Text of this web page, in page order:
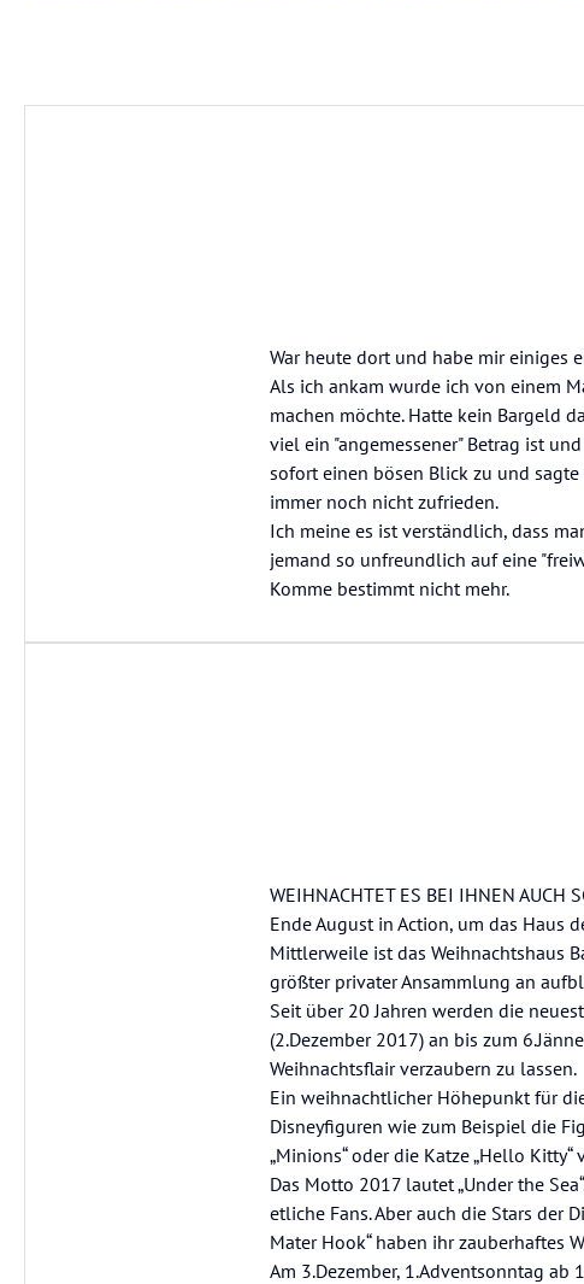
War heute dort und habe mir einiges
Als ich ankam wurde ich von einem
machen möchte. Hatte kein Bargeld
viel ein "angemessener" Betrag ist
sofort einen bösen Blick zu und sagte
immer noch nicht zufrieden.
Ich meine es ist verständlich, dass
jemand so unfreundlich auf eine
Komme bestimmt nicht mehr.
WEIHNACHTET ES BEI IHNEN
Ende August in Action, um das Haus
Mittlerweile ist das Weihnachtshaus
größter privater Ansammlung an
Seit über 20 Jahren werden die
(2.Dezember 2017) an bis zum
Weihnachtsflair verzaubern zu lassen.
Ein weihnachtlicher Höhepunkt für
Disneyfiguren wie zum Beispiel die
„Minions“ oder die Katze „Hello
Das Motto 2017 lautet „Under the
etliche Fans. Aber auch die Stars der
Mater Hook“ haben ihr zauberhaftes
Am 3.Dezember, 1.Adventsonntag